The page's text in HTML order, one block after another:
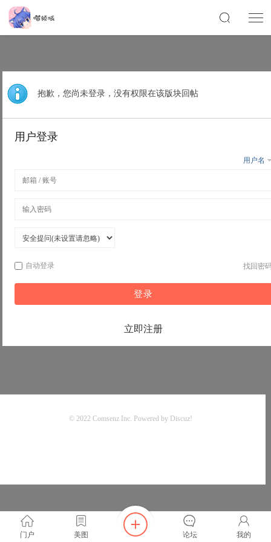
抱歉，您尚未登录，没有权限在该版块回帖
用户登录
用户名
自动登录 找回密
登录
立即注册
门户 美图 论坛 我的
© 2022Comsenz Inc. Powered by Discuz!